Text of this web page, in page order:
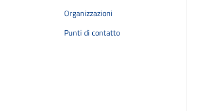
Organizzazioni
Punti di contatto